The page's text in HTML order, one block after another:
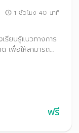
1 ชั่วโมง 40 นาที
รียนรู้แนวทางการ
เพื่อให้สามารถ
ฟรี